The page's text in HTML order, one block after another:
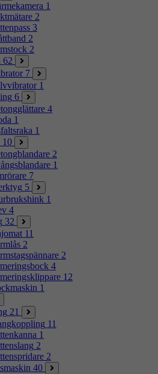
1
2
3
2
2
62
7
1
6
4
1
1
10
2
1
7
5
1
4
32
11
2
2
4
12
1
21
11
1
2
2
40